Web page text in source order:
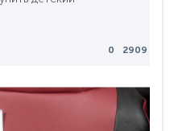
мы рассмотри 2
Это две почти
редуктора. Давайте
0
2909